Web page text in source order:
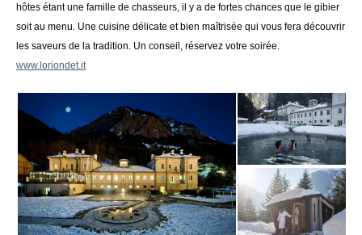
hôtes étant une famille de chasseurs, il y a de fortes chances que le gibier
soit au menu. Une cuisine délicate et bien maîtrisée qui vous fera découvrir
les saveurs de la tradition. Un conseil, réservez votre soirée.
www.loriondet.it